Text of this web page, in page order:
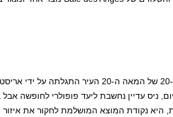
בשנות ה-20 של המאה ה-20 העיר
ניס עדיין נחשבת ליעד פופולרי לחופשה
היא נקודת המוצא המושלמת לחקור את איזור